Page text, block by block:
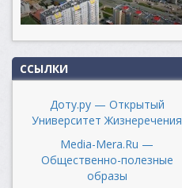
ССЫЛКИ
Доту.ру — Открытый
Университет Жизнеречения
Media-Mera.Ru —
Общественно-полезные
образы